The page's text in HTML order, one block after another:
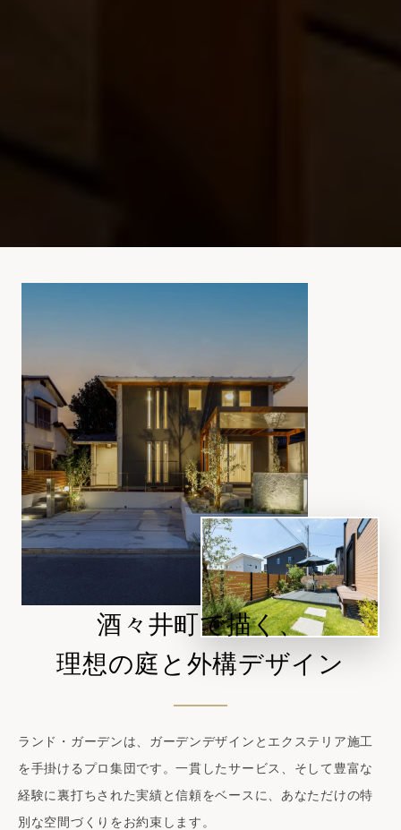
酒々井町で描く、
理想の庭と外構デザイン
ランド・ガーデンは、ガーデンデザインとエクステリア施工
を手掛けるプロ集団です。一貫したサービス、そして豊富な
経験に裏打ちされた実績と信頼をベースに、あなただけの特
別な空間づくりをお約束します。